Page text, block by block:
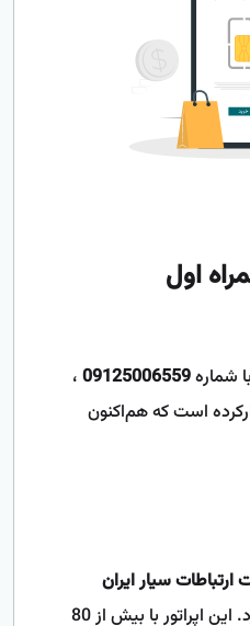
اول
شماره09125006559 ،
است که هم‌اکنون
سیار ایران
سرویس می‌گیرد. این اپراتور با بیش از 80